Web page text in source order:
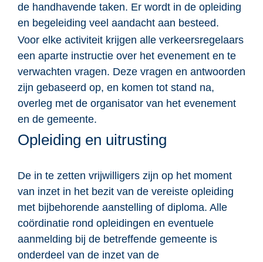
de handhavende taken. Er wordt in de opleiding
en begeleiding veel aandacht aan besteed.
Voor elke activiteit krijgen alle verkeersregelaars
een aparte instructie over het evenement en te
verwachten vragen. Deze vragen en antwoorden
zijn gebaseerd op, en komen tot stand na,
overleg met de organisator van het evenement
en de gemeente.
Opleiding en uitrusting
De in te zetten vrijwilligers zijn op het moment
van inzet in het bezit van de vereiste opleiding
met bijbehorende aanstelling of diploma. Alle
coördinatie rond opleidingen en eventuele
aanmelding bij de betreffende gemeente is
onderdeel van de inzet van de